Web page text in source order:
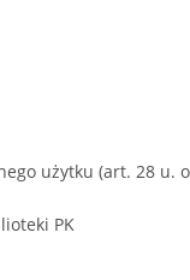
użytku (art. 28 u.
PK